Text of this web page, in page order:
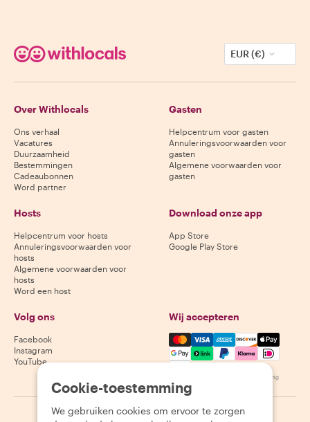
EUR (€)
Over Withlocals
Ons verhaal
Vacatures
Duurzaamheid
Bestemmingen
Cadeaubonnen
Word partner
Gasten
Helpcentrum voor gasten
Annuleringsvoorwaarden voor
gasten
Algemene voorwaarden voor
gasten
Hosts
Helpcentrum voor hosts
Annuleringsvoorwaarden voor
hosts
Algemene voorwaarden voor
hosts
Word een host
Download onze app
App Store
Google Play Store
Volg ons
Facebook
Instagram
YouTube
Wij accepteren
Mastercard, Visa, Amex,
Beschikbaarheid varieert per bestemming
Cookie-toestemming
We gebruiken cookies om ervoor te zorgen